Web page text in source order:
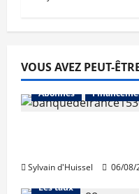
VOUS AVEZ PEUT-
Abonnés
Sylvain d'Huissel 06/08/
Abonnés
Les taux